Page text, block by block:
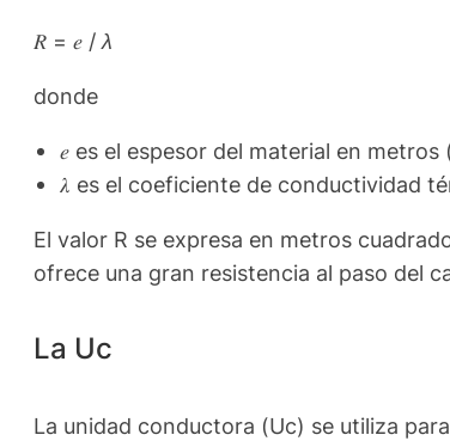
𝑅 = 𝑒 / λ
donde
𝑒 es el espesor del material en metros
𝜆 es el coeficiente de conductividad
El valor R se expresa en metros
ofrece una gran resistencia al paso del
La Uc
La unidad conductora (Uc) se utiliza